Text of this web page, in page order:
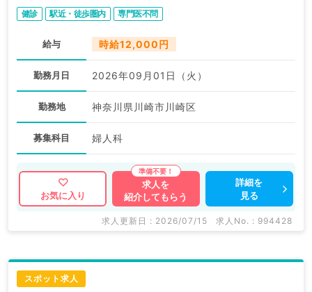
健診 駅近・徒歩圏内 専門医不問
給与 時給12,000円
勤務月日 2026年09月01日（火）
勤務地 神奈川県川崎市川崎区
募集科目 婦人科
お気に入り
求人を
紹介してもらう
詳細を
見る
求人更新日 : 2026/07/15 求人No. : 994428
スポット求人